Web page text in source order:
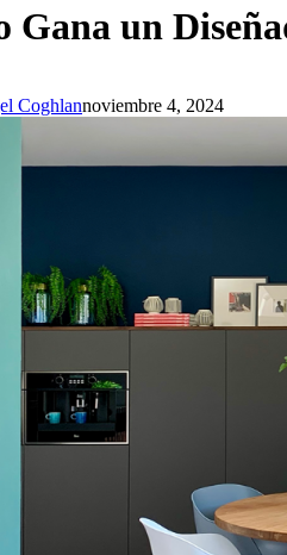
Gana un
Coghlannoviembre 4, 2024